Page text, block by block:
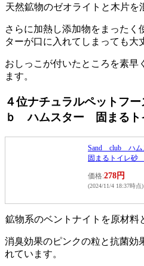
天然鉱物のゼオライトと木片を
さらに加熱し添加物をまったく
ターが口に入れてしまっても大
おしっこが付いたところを素早
ます。
４位ナチュラルペットフ
ｂ ハムスター 固まるト
Sand club ハ
固まるトイレ砂
価格:278円
(2024/11/4 18:37時点)
鉱物系のベントナイトを原材料
消臭効果のピンクの粒と抗菌効
れています。